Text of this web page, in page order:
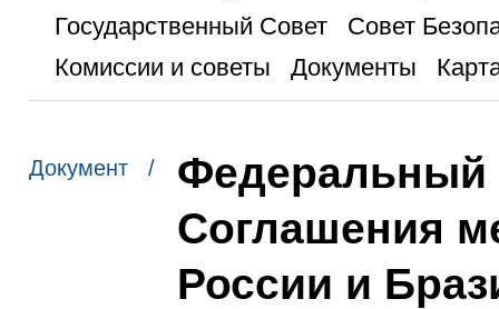
Государственный Совет
Совет
Комиссии и советы
Документы
Документ /
Федеральный
Соглашения
России и